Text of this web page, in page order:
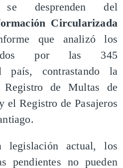
desprenden del
Circularizada
que analizó los
por las 345
país, contrastando la
de Multas de
el Registro de Pasajeros
legislación actual, los
pendientes no pueden